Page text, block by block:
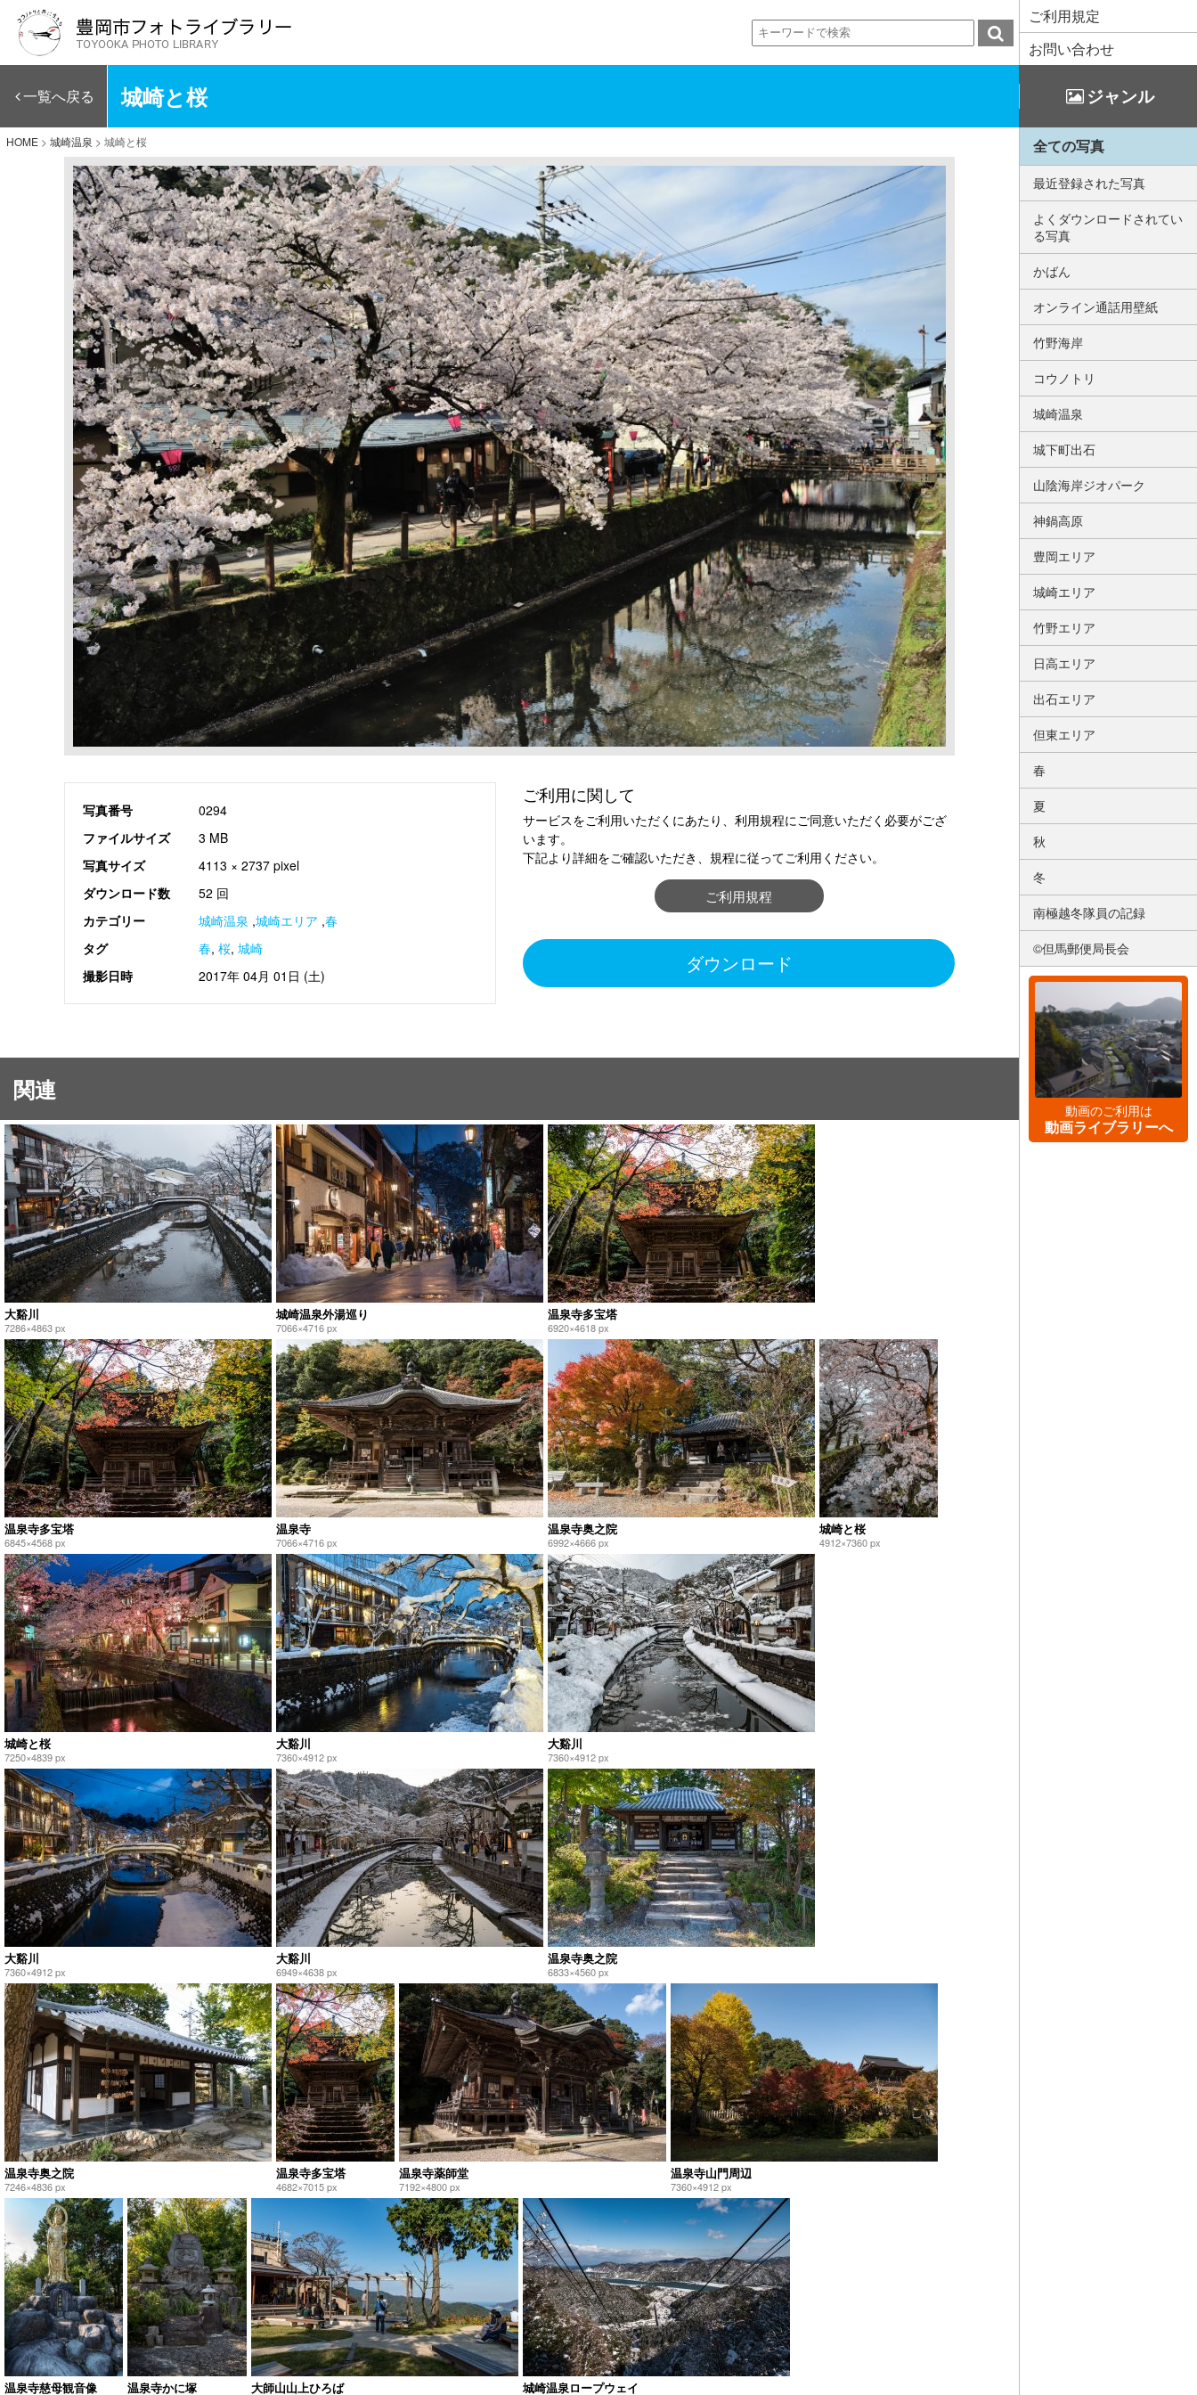
ご利用規定
お問い合わせ
一覧へ戻る 城崎と桜 ジャンル
HOME > 城崎温泉 > 城崎と桜
写真番号
0294
ファイルサイズ
3 MB
写真サイズ
4113 × 2737 pixel
ダウンロード数
52 回
カテゴリー
城崎温泉 ,城崎エリア ,春
タグ
春, 桜, 城崎
撮影日時
2017年 04月 01日 (土)
ご利用に関して
サービスをご利用いただくにあたり、利用規程にご同意いただく必要がござ
います。
下記より詳細をご確認いただき、規程に従ってご利用ください。
ご利用規程
ダウンロード
関連
大谿川
7286×4863 px
城崎温泉外湯巡り
7066×4716 px
温泉寺多宝塔
6920×4618 px
温泉寺多宝塔
6845×4568 px
温泉寺
7066×4716 px
温泉寺奥之院
6992×4666 px
城崎と桜
4912×7360 px
城崎と桜
7250×4839 px
大谿川
7360×4912 px
大谿川
7360×4912 px
大谿川
7360×4912 px
大谿川
6949×4638 px
温泉寺奥之院
6833×4560 px
温泉寺奥之院
7246×4836 px
温泉寺多宝塔
4682×7015 px
温泉寺薬師堂
7192×4800 px
温泉寺山門周辺
7360×4912 px
温泉寺慈母観音像 温泉寺かに塚 大師山山上ひろば 城崎温泉ロープウェイ
全ての写真
最近登録された写真
よくダウンロードされてい
る写真
かばん
オンライン通話用壁紙
竹野海岸
コウノトリ
城崎温泉
城下町出石
山陰海岸ジオパーク
神鍋高原
豊岡エリア
城崎エリア
竹野エリア
日高エリア
出石エリア
但東エリア
春
夏
秋
冬
南極越冬隊員の記録
©但馬郵便局長会
動画のご利用は
動画ライブラリーへ